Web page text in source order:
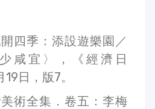
開四季：添設遊樂園／
咸宜〉，《經濟日
日，版7。
術全集．卷五：李梅